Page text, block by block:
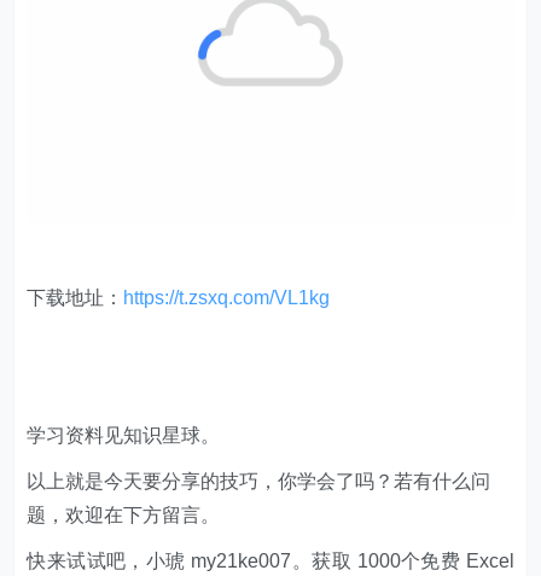
下载地址： https://t.zsxq.com/VL1kg
学习资料见知识星球。
以上就是今天要分享的技巧，你学会了吗？若有什么问
题，欢迎在下方留言。
快来试试吧，小琥 my21ke007。获取 1000个免费 Excel